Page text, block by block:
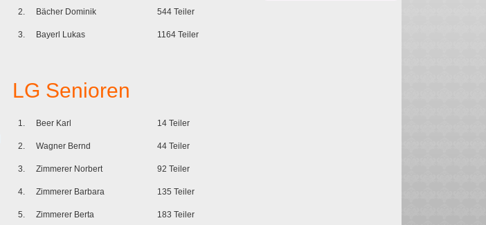
2. Bächer Dominik 544 Teiler
3. Bayerl Lukas 1164 Teiler
LG Senioren
1. Beer Karl 14 Teiler
2. Wagner Bernd 44 Teiler
3. Zimmerer Norbert 92 Teiler
4. Zimmerer Barbara 135 Teiler
5. Zimmerer Berta 183 Teiler